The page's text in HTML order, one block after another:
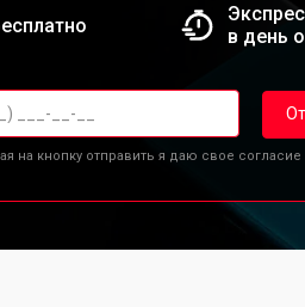
в день
на кнопку отправить я даю свое согласие